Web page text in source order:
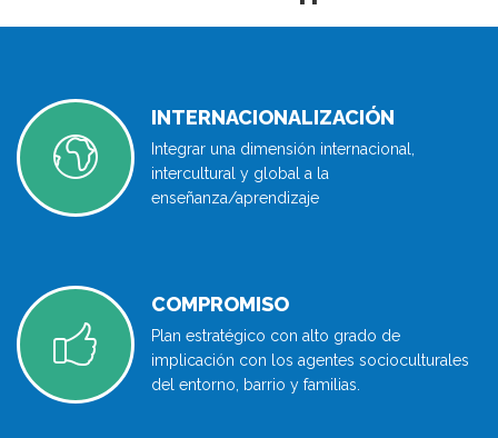
INTERNACIONALIZACIÓN
Integrar una dimensión internacional,
intercultural y global a la
enseñanza/aprendizaje
COMPROMISO
Plan estratégico con alto grado de
implicación con los agentes socioculturales
del entorno, barrio y familias.